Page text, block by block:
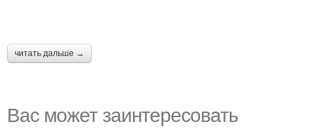
читать дальше →
Вас может заинтересовать